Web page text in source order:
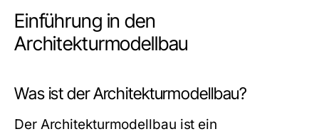
Einführung in den
Architekturmodellbau
Was ist der Architekturmodellbau?
Der Architekturmodellbau ist ein